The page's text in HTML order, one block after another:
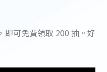
即可免費領取 200 抽。好